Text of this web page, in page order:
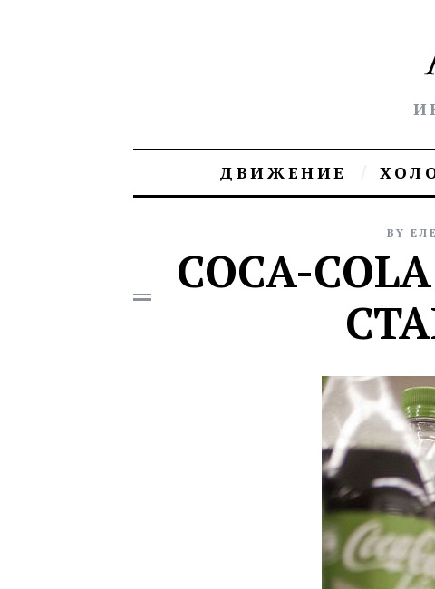
ДВИЖЕНИЕ
BY
COCA-